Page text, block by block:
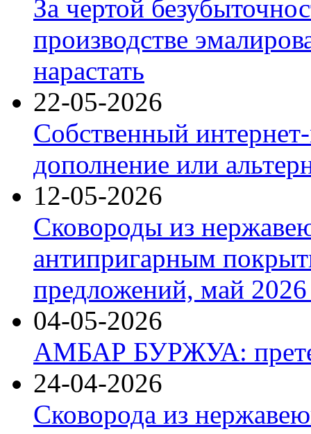
За чертой
производстве
нарастать
22-05-2026
Собственный
дополнение или
12-05-2026
Сковороды из
антипригарным
предложений, май 2026
04-05-2026
АМБАР БУРЖУА:
24-04-2026
Сковорода из